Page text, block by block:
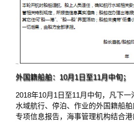
外国籍船舶：10月1日至11月中旬；
2018年10月1日至11月中旬，凡下
水域航行、停泊、作业的外国籍船
专项信息报告，海事管理机构结合